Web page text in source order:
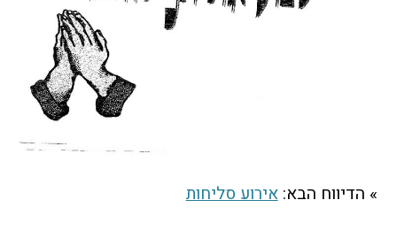
» הדיווח הבא:אירוע סליחות